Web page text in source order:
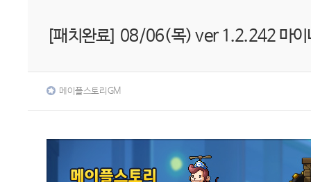
[패치완료] 08/06(목) ver 1.2.242 마이
메이플스토리GM